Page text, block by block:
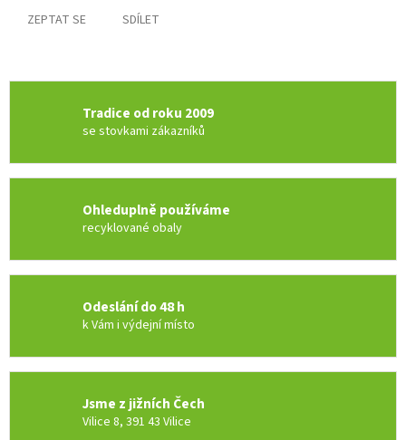
ZEPTAT SE SDÍLET
Tradice od roku 2009
se stovkami zákazníků
Ohleduplně používáme
recyklované obaly
Odeslání do 48 h
k Vám i výdejní místo
Jsme z jižních Čech
Vilice 8, 391 43 Vilice